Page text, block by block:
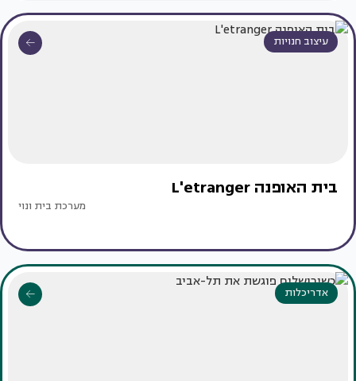
עיצוב חנויות
בית האופנה L'etranger
מערכת בית ונוי
אדריכלות